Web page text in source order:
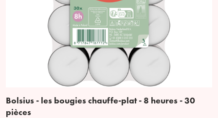
Bolsius - les bougies chauffe-plat - 8 heures - 30
pièces